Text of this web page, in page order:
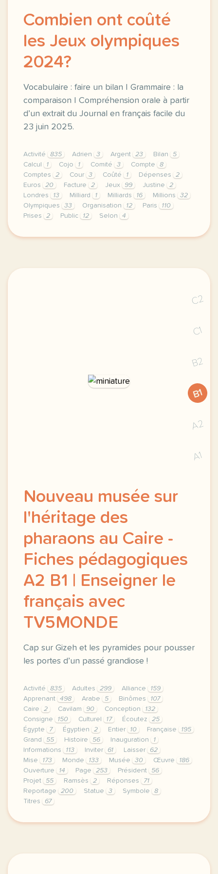
Combien ont coûté
les Jeux olympiques
2024?
Vocabulaire : faire un bilan | Grammaire : la
comparaison | Compréhension orale à partir
d’un extrait du Journal en français facile du
23 juin 2025.
Activité 835 Adrien 3 Argent 23 Bilan
5
Calcul
1 Cojo 1 Comité 3 Compte
8
Comptes
2 Cour 3 Coûté 1 Dépenses
2
Euros
20 Facture 2 Jeux 99 Justine
2
Londres
13 Milliard 1 Milliards 16 Millions
32
Olympiques
33 Organisation 12 Paris
110
Prises
2 Public 12 Selon 4
exercice b1 combien ont coute les jeux
C2
C1
B2
B1
A2
A1
Nouveau musée sur
l'héritage des
pharaons au Caire -
Fiches pédagogiques
A2 B1 | Enseigner le
français avec
TV5MONDE
Cap sur Gizeh et les pyramides pour pousser
les portes d’un passé grandiose !
Activité 835 Adultes 299 Alliance
159
Apprenant
498 Arabe 5 Binômes
107
Caire
2 Cavilam 90 Conception
132
Consigne
150 Culturel 17 Écoutez
25
Égypte
7 Égyptien 2 Entier 10 Française
195
Grand
55 Histoire 56 Inauguration
1
Informations
113 Inviter 61 Laisser
62
Mise
173 Monde 133 Musée 30 Œuvre
186
Ouverture
14 Page 253 Président
56
Projet
55 Ramsès 2 Réponses
71
Reportage
200 Statue 3 Symbole
8
Titres
67
continuer sans accepter le respect de votre vie